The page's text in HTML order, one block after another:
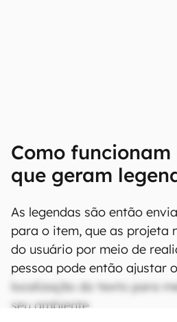
Como funcionam
que geram
As legendas são então
para o item, que as projeta
do usuário por meio de
pessoa pode então ajustar
localização do texto para
seu ambiente.